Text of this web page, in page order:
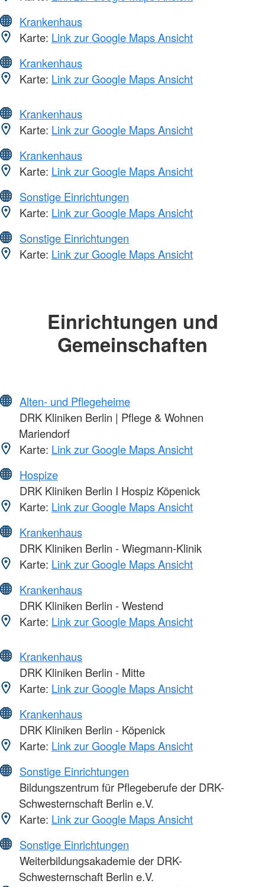
Krankenhaus
Karte: Link zur Google Maps Ansicht
Krankenhaus
Karte: Link zur Google Maps Ansicht
Krankenhaus
Karte: Link zur Google Maps Ansicht
Krankenhaus
Karte: Link zur Google Maps Ansicht
Sonstige Einrichtungen
Karte: Link zur Google Maps Ansicht
Sonstige Einrichtungen
Karte: Link zur Google Maps Ansicht
Einrichtungen und
Gemeinschaften
Alten- und Pflegeheime
DRK Kliniken Berlin | Pflege & Wohnen
Mariendorf
Karte: Link zur Google Maps Ansicht
Hospize
DRK Kliniken Berlin I Hospiz Köpenick
Karte: Link zur Google Maps Ansicht
Krankenhaus
DRK Kliniken Berlin - Wiegmann-Klinik
Karte: Link zur Google Maps Ansicht
Krankenhaus
DRK Kliniken Berlin - Westend
Karte: Link zur Google Maps Ansicht
Krankenhaus
DRK Kliniken Berlin - Mitte
Karte: Link zur Google Maps Ansicht
Krankenhaus
DRK Kliniken Berlin - Köpenick
Karte: Link zur Google Maps Ansicht
Sonstige Einrichtungen
Bildungszentrum für Pflegeberufe der DRK-
Schwesternschaft Berlin e.V.
Karte: Link zur Google Maps Ansicht
Sonstige Einrichtungen
Weiterbildungsakademie der DRK-
Schwesternschaft Berlin e.V.